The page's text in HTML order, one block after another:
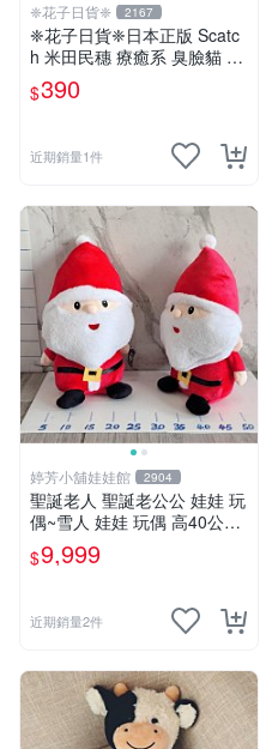
❈花子日貨❈ 2167
❈花子日貨❈日本正版 Scatc
h 米田民穗 療癒系 臭臉貓 抓
抓貓 玩偶吊飾 生日禮物 交換
禮物
$390
近期銷量1件
婷芳小舖娃娃館 2904
聖誕老人 聖誕老公公 娃娃 玩
偶~雪人 娃娃 玩偶 高40公分
聖誕老公公 交換禮物 聖誕娃
娃娃 耶誕禮物 聖誕節擺飾 全
$9,999
近期銷量2件